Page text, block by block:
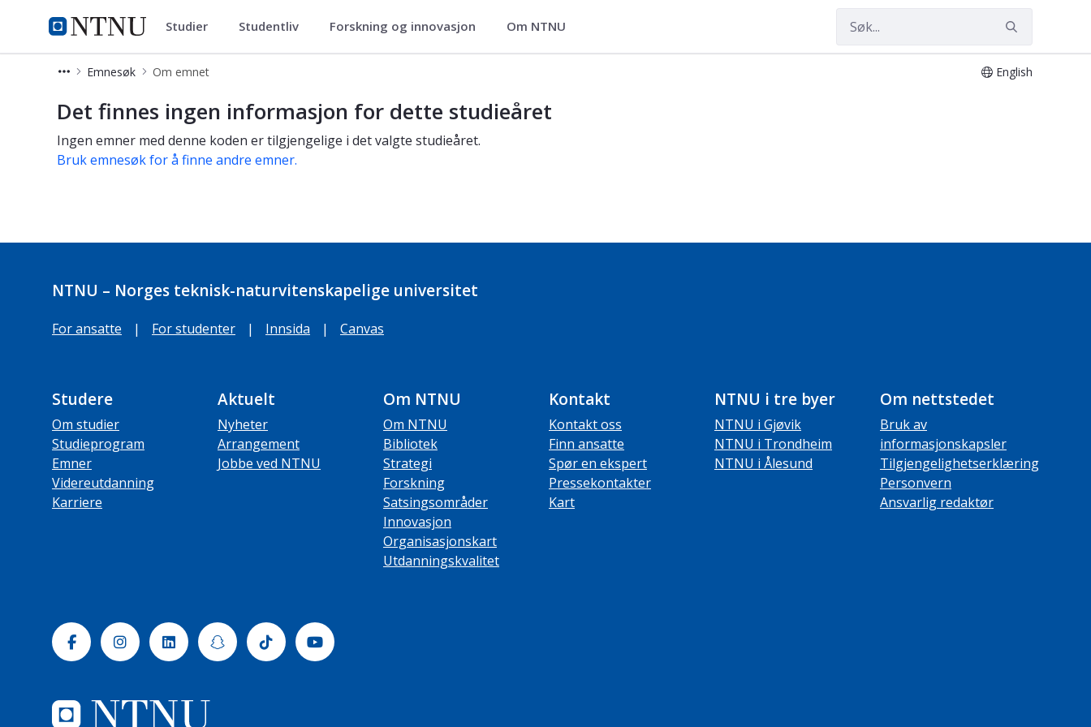
NTNU Hjemmeside
Studier Studier Studentliv Forskning og innovasjon Om NTNU
Emnesøk Om emnet English
Om emnetDet finnes ingen informasjon for dette studieåret
Ingen emner med denne koden er tilgjengelige i det valgte studieåret.
Bruk emnesøk for å finne andre emner.
NTNU – Norges teknisk-naturvitenskapelige universitet
For ansatte | For studenter | Innsida | Canvas
Studere
Om studier
Studieprogram
Emner
Videreutdanning
Karriere
Aktuelt
Nyheter
Arrangement
Jobbe ved NTNU
Om NTNU
Om NTNU
Bibliotek
Strategi
Forskning
Satsingsområder
Innovasjon
Organisasjonskart
Utdanningskvalitet
Kontakt
Kontakt oss
Finn ansatte
Spør en ekspert
Pressekontakter
Kart
NTNU i tre byer
NTNU i Gjøvik
NTNU i Trondheim
NTNU i Ålesund
Om nettstedet
Bruk av
informasjonskapsler
Tilgjengelighetserklæring
Personvern
Ansvarlig redaktør
FacebookInstagramLinkedinSnapchatTiktok Youtube